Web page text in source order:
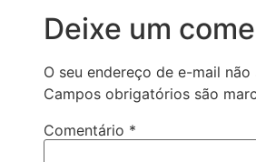
Deixe um
O seu endereço de e-mail
Campos obrigatórios são
Comentário *